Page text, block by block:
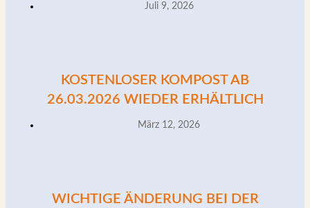
Juli 9, 2026
KOSTENLOSER KOMPOST AB
26.03.2026 WIEDER ERHÄLTLICH
März 12, 2026
WICHTIGE ÄNDERUNG BEI DER